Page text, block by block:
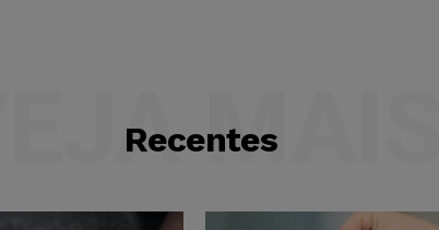
Recentes
VEJA